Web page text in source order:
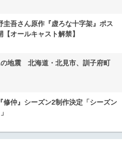
圭吾さん原作『虚ろな十字架』ポス
オールキャスト解禁】
地震 北海道・北見市、訓子府町
修仲』シーズン2制作決定「シーズン